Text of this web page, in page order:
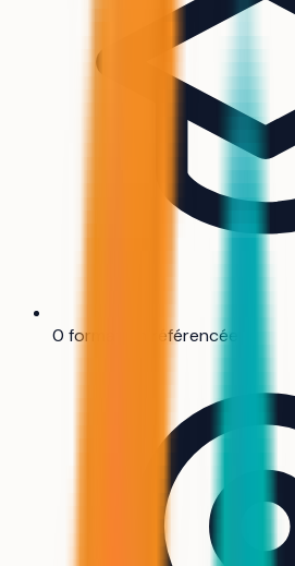
0 formation référencée